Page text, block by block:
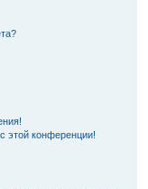
этой конференции!